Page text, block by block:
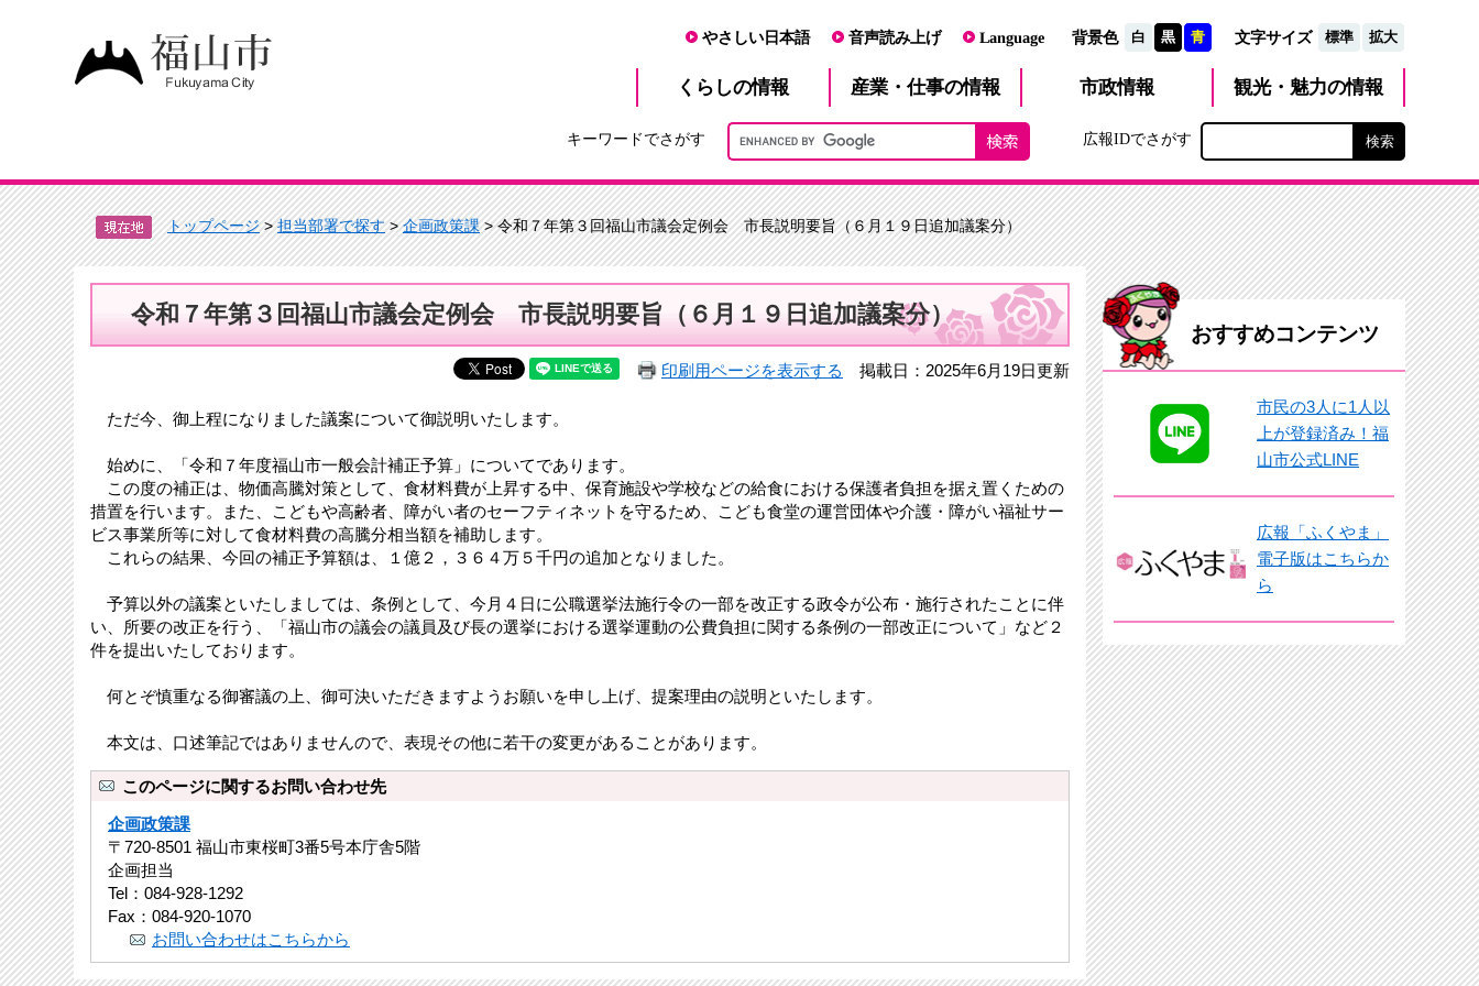
やさしい日本語 音声読み上げ Language 背景色 白 黒 青 文字サイズ 標準 拡大
くらしの情報 産業・仕事の情報 市政情報 観光・魅力の情報
キーワードでさがす 広報IDでさがす
トップページ>担当部署で探す>企画政策課> 令和７年第３回福山市議会定例会 市長説明要旨（６月１９日追加議案分）
令和７年第３回福山市議会定例会 市長説明要旨（６月１９日追加議案分）
印刷用ページを表示する 掲載日：2025年6月19日更新
ただ今、御上程になりました議案について御説明いたします。
始めに、「令和７年度福山市一般会計補正予算」についてであります。
この度の補正は、物価高騰対策として、食材料費が上昇する中、保育施設や学校などの給食における保護者負担を据え置くための
措置を行います。また、こどもや高齢者、障がい者のセーフティネットを守るため、こども食堂の運営団体や介護・障がい福祉サー
ビス事業所等に対して食材料費の高騰分相当額を補助します。
これらの結果、今回の補正予算額は、１億２，３６４万５千円の追加となりました。
予算以外の議案といたしましては、条例として、今月４日に公職選挙法施行令の一部を改正する政令が公布・施行されたことに伴
い、所要の改正を行う、「福山市の議会の議員及び長の選挙における選挙運動の公費負担に関する条例の一部改正について」など２
件を提出いたしております。
何とぞ慎重なる御審議の上、御可決いただきますようお願いを申し上げ、提案理由の説明といたします。
本文は、口述筆記ではありませんので、表現その他に若干の変更があることがあります。
このページに関するお問い合わせ先
企画政策課
〒720-8501 福山市東桜町3番5号本庁舎5階
企画担当
Tel：084-928-1292
Fax：084-920-1070
お問い合わせはこちらから
おすすめコンテンツ
市民の3人に1人以
上が登録済み！福
山市公式LINE
広報「ふくやま」
電子版はこちらか
ら